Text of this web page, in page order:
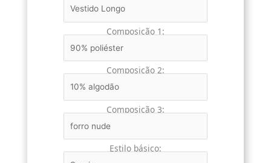
Composição 1:
Composição 2:
Composição 3:
Estilo básico: